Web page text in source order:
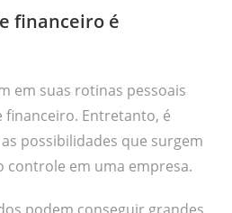
financeiro é
em suas rotinas pessoais
Entretanto, é
possibilidades que surgem
controle em uma empresa.